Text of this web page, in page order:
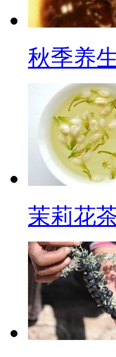
秋季养
茉莉花